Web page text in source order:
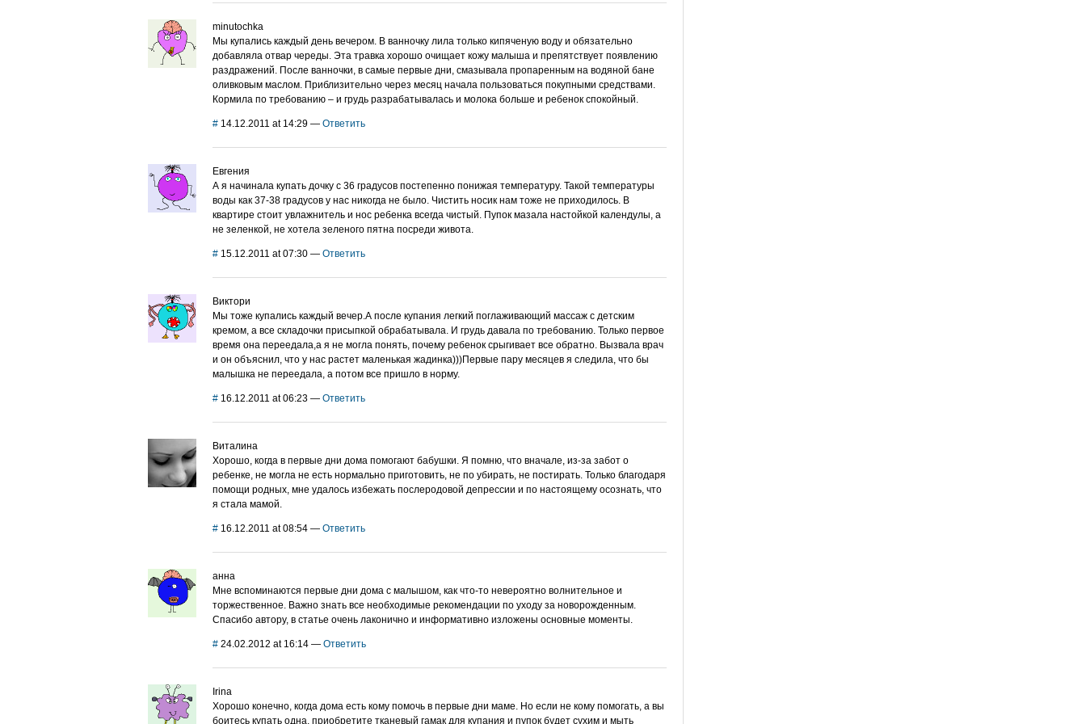
minutochka
Мы купались каждый день вечером. В ванночку лила только кипяченую воду и обязательно
добавляла отвар череды. Эта травка хорошо очищает кожу малыша и препятствует появлению
раздражений. После ванночки, в самые первые дни, смазывала пропаренным на водяной бане
оливковым маслом. Приблизительно через месяц начала пользоваться покупными средствами.
Кормила по требованию – и грудь разрабатывалась и молока больше и ребенок спокойный.
# 14.12.2011 at 14:29 — Ответить
Евгения
А я начинала купать дочку с 36 градусов постепенно понижая температуру. Такой температуры
воды как 37-38 градусов у нас никогда не было. Чистить носик нам тоже не приходилось. В
квартире стоит увлажнитель и нос ребенка всегда чистый. Пупок мазала настойкой календулы, а
не зеленкой, не хотела зеленого пятна посреди живота.
# 15.12.2011 at 07:30 — Ответить
Виктори
Мы тоже купались каждый вечер.А после купания легкий поглаживающий массаж с детским
кремом, а все складочки присыпкой обрабатывала. И грудь давала по требованию. Только первое
время она переедала,а я не могла понять, почему ребенок срыгивает все обратно. Вызвала врач
и он объяснил, что у нас растет маленькая жадинка)))Первые пару месяцев я следила, что бы
малышка не переедала, а потом все пришло в норму.
# 16.12.2011 at 06:23 — Ответить
Виталина
Хорошо, когда в первые дни дома помогают бабушки. Я помню, что вначале, из-за забот о
ребенке, не могла не есть нормально приготовить, не по убирать, не постирать. Только благодаря
помощи родных, мне удалось избежать послеродовой депрессии и по настоящему осознать, что
я стала мамой.
# 16.12.2011 at 08:54 — Ответить
анна
Мне вспоминаются первые дни дома с малышом, как что-то невероятно волнительное и
торжественное. Важно знать все необходимые рекомендации по уходу за новорожденным.
Спасибо автору, в статье очень лаконично и информативно изложены основные моменты.
# 24.02.2012 at 16:14 — Ответить
Irina
Хорошо конечно, когда дома есть кому помочь в первые дни маме. Но если не кому помогать, а вы
боитесь купать одна, приобретите тканевый гамак для купания и пупок будет сухим и мыть